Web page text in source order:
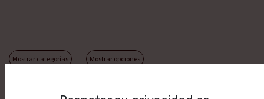
Mostrar categorías Mostrar opciones